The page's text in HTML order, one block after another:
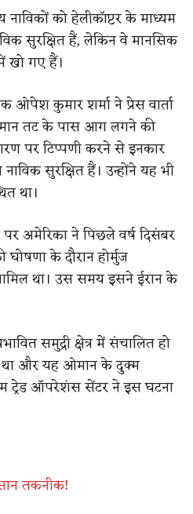
को हेलीकॉप्टर के माध्यम
सुरक्षित हैं, लेकिन वे मानसिक
गए हैं।
ओपेश कुमार शर्मा ने प्रेस वार्ता
तट के पास आग लगने की
पर टिप्पणी करने से इनकार
सुरक्षित हैं। उन्होंने यह भी
था।
अमेरिका ने पिछले वर्ष दिसंबर
के दौरान होर्मुज
था। उस समय इसने ईरान के
समुद्री क्षेत्र में संचालित हो
था और यह ओमान के दुक्म
ट्रेड ऑपरेशंस सेंटर ने इस घटना
तकनीक!